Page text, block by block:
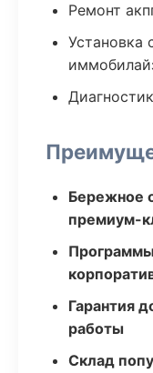
Ремонт
Установка
Бережное
премиум-
Гарантия
работы
Склад